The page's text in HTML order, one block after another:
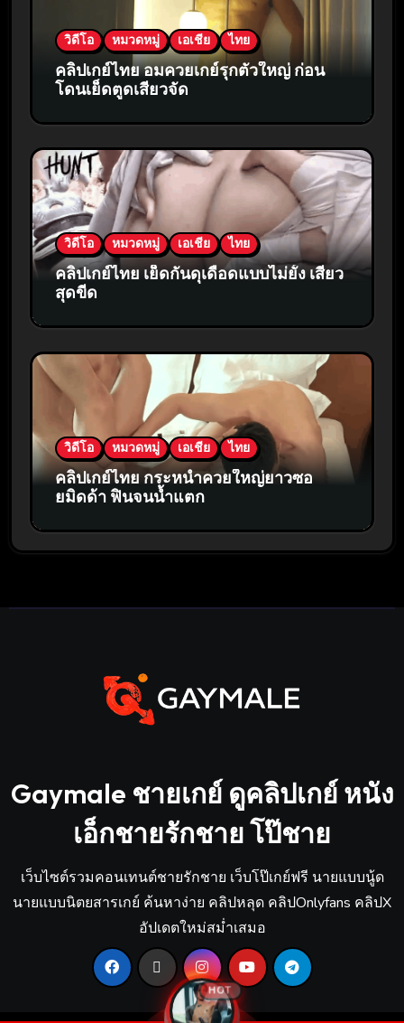
วิดีโอ หมวดหมู่ เอเชีย ไทย
คลิปเกย์ไทย อมควยเกย์รุกตัวใหญ่ ก่อน
โดนเย็ดตูดเสียวจัด
วิดีโอ หมวดหมู่ เอเชีย ไทย
คลิปเกย์ไทย เย็ดกันดุเดือดแบบไม่ยั้ง เสียว
สุดขีด
วิดีโอ หมวดหมู่ เอเชีย ไทย
คลิปเกย์ไทย กระหน่ำควยใหญ่ยาวซอ
ยมิดด้า ฟินจนน้ำแตก
Gaymale ชายเกย์ ดูคลิปเกย์ หนัง
เอ็กชายรักชาย โป๊ชาย
เว็บไซต์รวมคอนเทนต์ชายรักชาย เว็บโป๊เกย์ฟรี นายแบบนู้ด
นายแบบนิตยสารเกย์ ค้นหาง่าย คลิปหลุด คลิปOnlyfans คลิปX
อัปเดตใหม่สม่ำเสมอ
HOT